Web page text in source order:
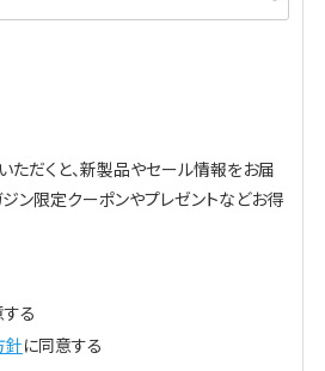
ただくと、新製品やセール情報をお届
ジン限定クーポンやプレゼントなどお得
る
針に同意する